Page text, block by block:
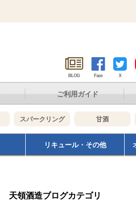
BLOG Face X
ご利用ガイド
スパークリング 甘酒
リキュール・その他
天領酒造ブログカテゴリ